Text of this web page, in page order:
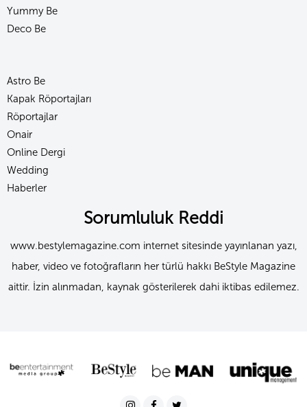
Yummy Be
Deco Be
Astro Be
Kapak Röportajları
Röportajlar
Onair
Online Dergi
Wedding
Haberler
Sorumluluk Reddi
www.bestylemagazine.com internet sitesinde yayınlanan yazı,
haber, video ve fotoğrafların her türlü hakkı BeStyle Magazine
aittir. İzin alınmadan, kaynak gösterilerek dahi iktibas edilemez.